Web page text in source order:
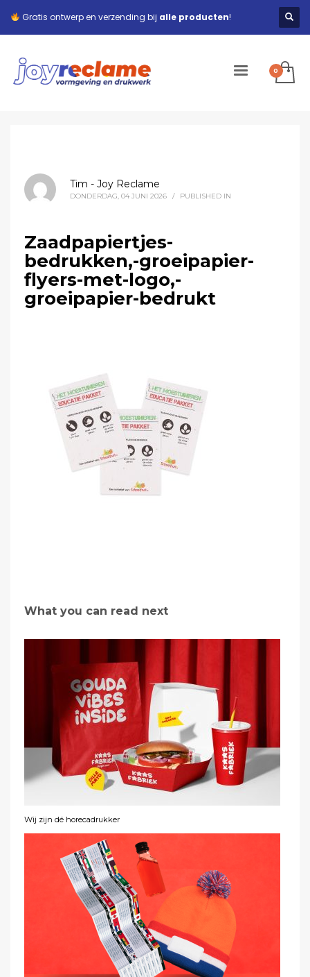
Gratis ontwerp en verzending bij alle producten!
Tim - Joy Reclame
DONDERDAG, 04 JUNI 2026 / PUBLISHED IN
Zaadpapiertjes-
bedrukken,-groeipapier-
flyers-met-logo,-
groeipapier-bedrukt
What you can read next
Wij zijn dé horecadrukker